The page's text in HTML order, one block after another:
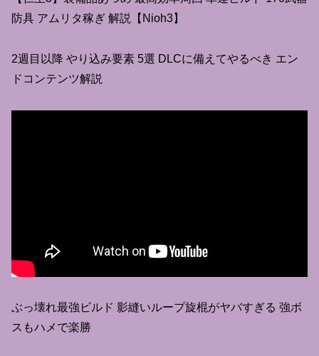
防具 アムリタ稼ぎ 解説【Nioh3】
2週目以降 やり込み要素 5選 DLCに備えてやるべき エン
ドコンテンツ解説
ぶっ壊れ最強ビルド 影縫いループ旋棍がヤバすぎる 強ボ
スもハメで楽勝